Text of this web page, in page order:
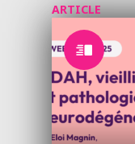
ARTICLE